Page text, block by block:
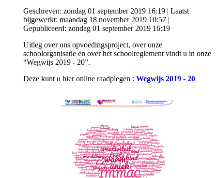
Geschreven: zondag 01 september 2019 16:19 | Laatst
bijgewerkt: maandag 18 november 2019 10:57 |
Gepubliceerd: zondag 01 september 2019 16:19
Uitleg over ons opvoedingsproject, over onze
schoolorganisatie en over het schoolreglement vindt u in onze
“Wegwijs 2019 - 20”.
Deze kunt u hier online raadplegen : Wegwijs 2019 - 20